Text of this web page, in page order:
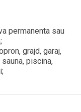
permanenta sau
grajd, garaj,
piscina,